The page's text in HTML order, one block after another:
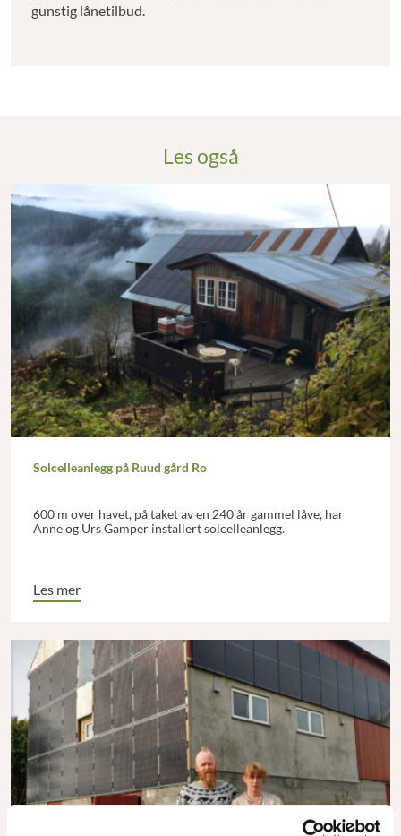
gunstig lånetilbud.
Les også
Solcelleanlegg på Ruud gård Ro
600 m over havet, på taket av en 240 år gammel låve, har
Anne og Urs Gamper installert solcelleanlegg.
Les mer